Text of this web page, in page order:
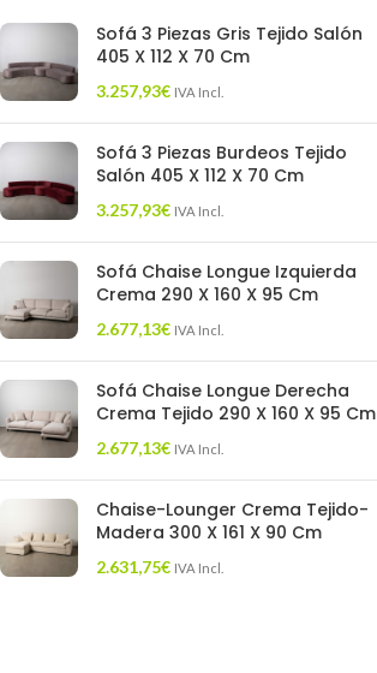
Sofá 3 Piezas Gris Tejido Salón
405 X 112 X 70 Cm
3.257,93€ IVA Incl.
Sofá 3 Piezas Burdeos Tejido
Salón 405 X 112 X 70 Cm
3.257,93€ IVA Incl.
Sofá Chaise Longue Izquierda
Crema 290 X 160 X 95 Cm
2.677,13€ IVA Incl.
Sofá Chaise Longue Derecha
Crema Tejido 290 X 160 X 95 Cm
2.677,13€ IVA Incl.
Chaise-Lounger Crema Tejido-
Madera 300 X 161 X 90 Cm
2.631,75€ IVA Incl.